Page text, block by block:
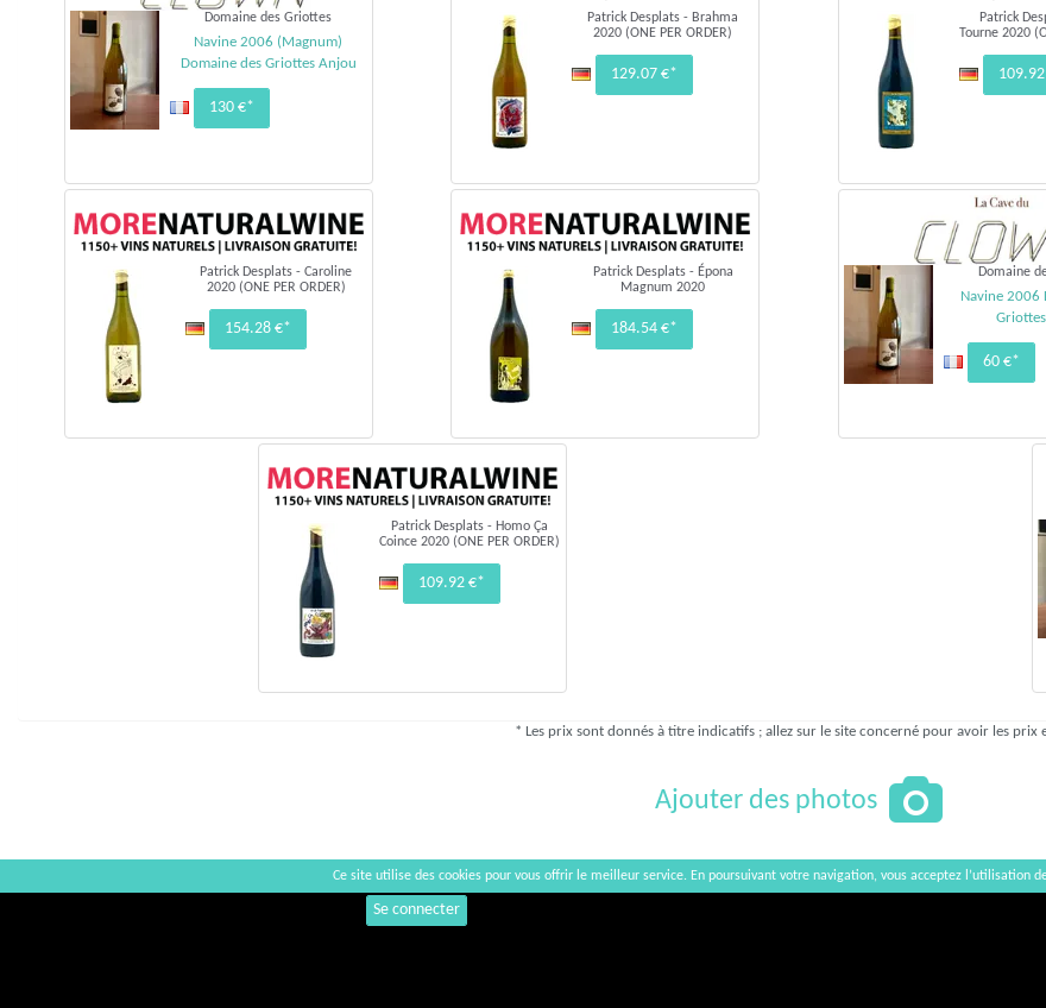
Domaine des Griottes
Navine 2006 (Magnum)
Domaine des Griottes Anjou
130 €*
Patrick Desplats - Brahma
2020 (ONE PER ORDER)
129.07 €*
Patrick
Tourne 2020
Patrick Desplats - Caroline
2020 (ONE PER ORDER)
154.28 €*
Patrick Desplats - Épona
Magnum 2020
184.54 €*
Domaine
Navine 2006
60 €*
Patrick Desplats - Homo Ça
Coince 2020 (ONE PER ORDER)
109.92 €*
* Les prix sont donnés à titre indicatifs ; allez sur le site concerné pour avoir les prix
Ajouter des photos
Commentaires
Se connecter
Ce site utilise des cookies pour vous offrir le meilleur service. En poursuivant votre navigation, vous acceptez l’utilisation